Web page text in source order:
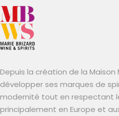
Depuis la création de la Maison
développer ses marques de
modernité tout en respectant
principalement en Europe et